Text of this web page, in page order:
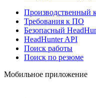
Производственный
Требования к ПО
Безопасный
HeadHunter API
Поиск работы
Поиск по резюме
Мобильное приложение